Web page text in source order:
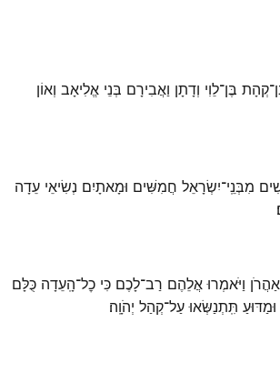
בֶּן־לֵוִי וְדָתָן וַאֲבִירָם בְּנֵי אֱלִיאָב וְאוֹן
מִבְּנֵֽי־יִשְׂרָאֵל חֲמִשִּׁים וּמָאתָיִם נְשִׂיאֵי עֵדָה
וַיֹּאמְרוּ אֲלֵהֶם רַב־לָכֶם כִּי כׇל־הָֽעֵדָה כֻּלָּם
תִּֽתְנַשְּׂאוּ עַל־קְהַל יְהֹוָֽה׃